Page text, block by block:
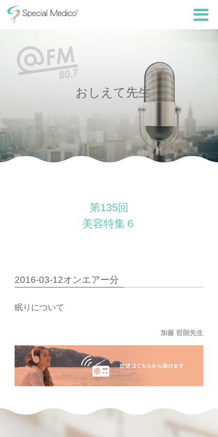
おしえて先生
第135回
美容特集６
2016-03-12オンエアー分
眠りについて
加藤 哲朗先生